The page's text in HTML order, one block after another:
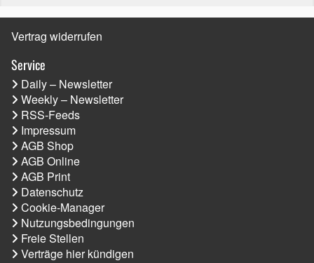
Vertrag widerrufen
Service
Daily – Newsletter
Weekly – Newsletter
RSS-Feeds
Impressum
AGB Shop
AGB Online
AGB Print
Datenschutz
Cookie-Manager
Nutzungsbedingungen
Freie Stellen
Verträge hier kündigen